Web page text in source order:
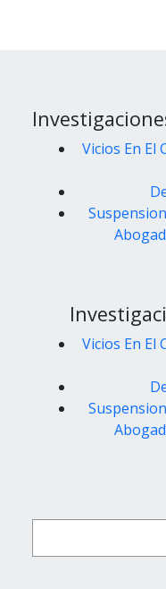
Vicios En El
Vicios En El